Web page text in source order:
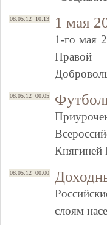
08.05.12 10:13 1 мая
1-го мая
Правой
08.05.12 00:05
08.05.12 00:00
слоям